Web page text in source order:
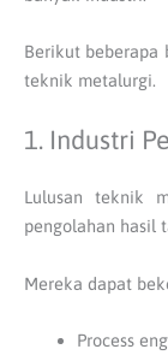
Berikut beberapa
teknik metalurgi.
1. Industri
Lulusan teknik
pengolahan hasil
Mereka dapat
Process